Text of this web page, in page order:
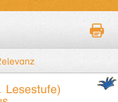
Lesestufe)